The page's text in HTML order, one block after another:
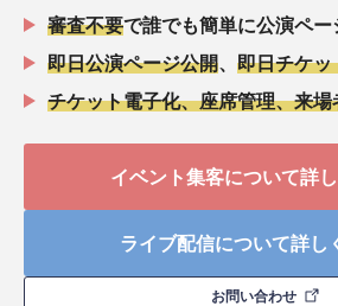
審査不要で誰でも簡単に公演ペー
即日公演ページ公開
即日チケッ
チケット電子化、座席管理、来場
イベント集客について詳
ライブ配信について詳し
お問い合わせ